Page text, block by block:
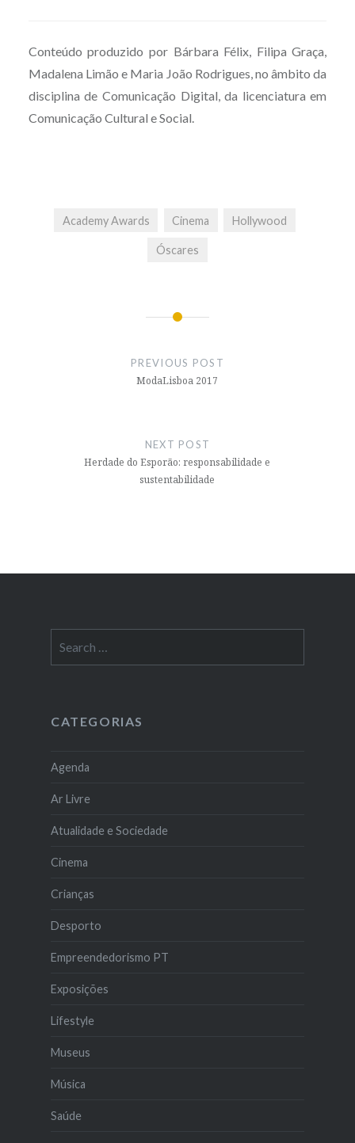
Conteúdo produzido por Bárbara Félix, Filipa Graça,
Madalena Limão e Maria João Rodrigues, no âmbito da
disciplina de Comunicação Digital, da licenciatura em
Comunicação Cultural e Social.
Academy Awards Cinema Hollywood
Óscares
PREVIOUS POST
ModaLisboa 2017
NEXT POST
Herdade do Esporão: responsabilidade e
sustentabilidade
for:
CATEGORIAS
Agenda
Ar Livre
Atualidade e Sociedade
Cinema
Crianças
Desporto
Empreendedorismo PT
Exposições
Lifestyle
Museus
Música
Saúde